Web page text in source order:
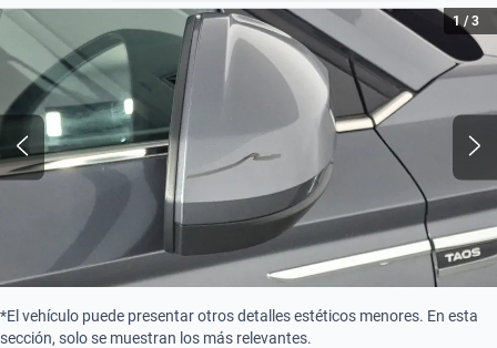
Combustión
Tipo de motor
Turbo
Turbo
1 /3
*El vehículo puede presentar otros detalles estéticos menores. En esta
sección, solo se muestran los más relevantes.